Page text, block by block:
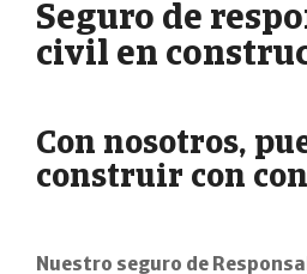
Seguro de
civil en
Con nosotros,
construir con
Nuestro seguro de